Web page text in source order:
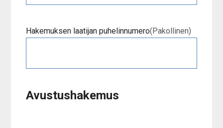
Hakemuksen laatijan puhelinnumero(Pakollinen)
Avustushakemus